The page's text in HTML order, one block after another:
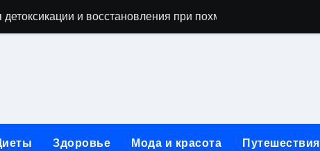
и восстановления при похмельном синдроме
подготовка и расшифровка результатов
по бережному отношению к себе
Здоровье Мода и красота Путешествия